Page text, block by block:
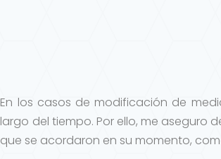
En los casos de modificación de
largo del tiempo. Por ello, me aseguro
que se acordaron en su momento,